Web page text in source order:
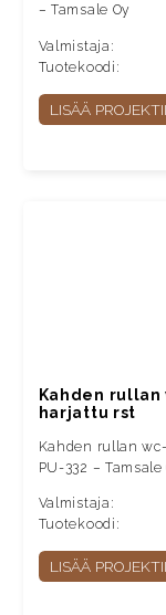
– Tamsale Oy
Valmistaja:
Tuotekoodi:
LISÄÄ
Kahden
harjattu rst
Kahden rullan
PU-332 – Tamsale
Valmistaja:
Tuotekoodi:
LISÄÄ